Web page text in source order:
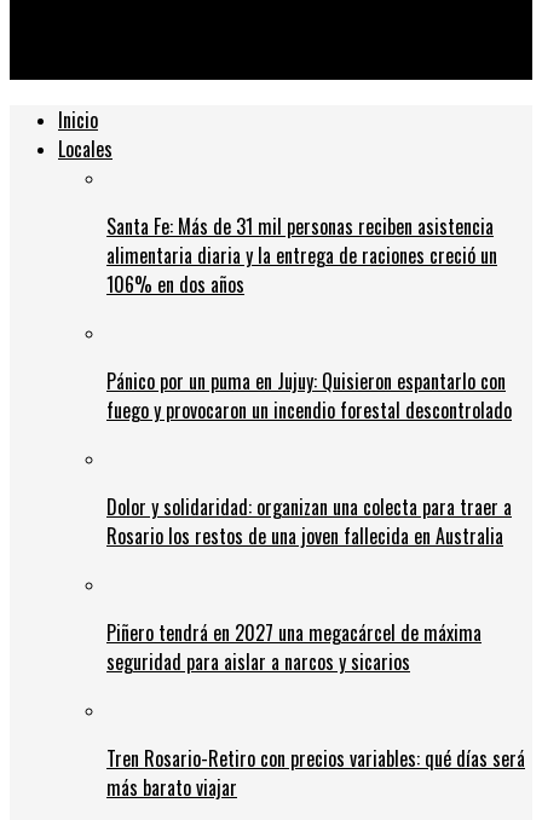
Inicio
Locales
Santa Fe: Más de 31 mil personas reciben asistencia
alimentaria diaria y la entrega de raciones creció un
106% en dos años
Pánico por un puma en Jujuy: Quisieron espantarlo con
fuego y provocaron un incendio forestal descontrolado
Dolor y solidaridad: organizan una colecta para traer a
Rosario los restos de una joven fallecida en Australia
Piñero tendrá en 2027 una megacárcel de máxima
seguridad para aislar a narcos y sicarios
Tren Rosario-Retiro con precios variables: qué días será
más barato viajar